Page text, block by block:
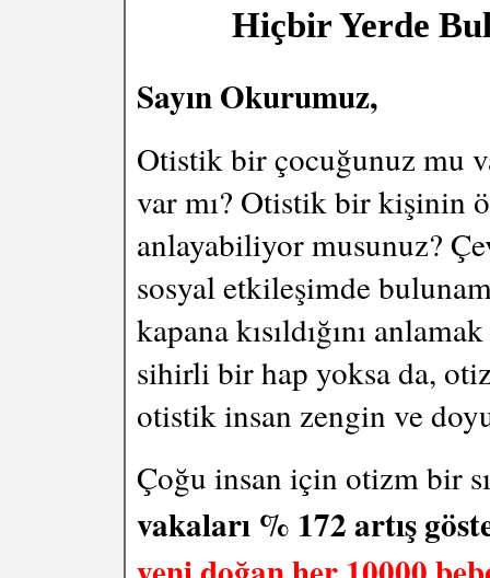
Hiçbir Yerde
Sayın Okurumuz,
Otistik bir çocuğunuz mu
var mı? Otistik bir kişinin
anlayabiliyor musunuz?
sosyal etkileşimde
kapana kısıldığını
sihirli bir hap yoksa da,
otistik insan zengin ve
Çoğu insan için otizm bir
vakaları % 172 artış